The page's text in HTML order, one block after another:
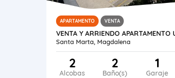
APARTAMENTO VENTA
Santa Marta, Magdalena
2
Alcobas
2
Baño(s)
1
Garaje